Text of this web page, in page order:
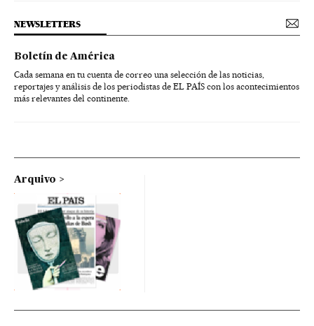
NEWSLETTERS
Boletín de América
Cada semana en tu cuenta de correo una selección de las noticias,
reportajes y análisis de los periodistas de EL PAÍS con los acontecimientos
más relevantes del continente.
Arquivo